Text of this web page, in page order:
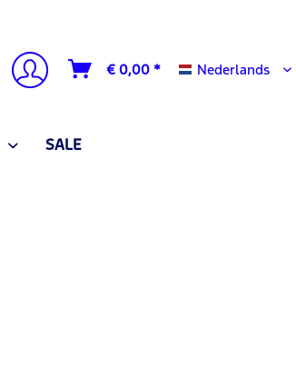
€ 0,00 * Nederlands
Nederlands
SALE